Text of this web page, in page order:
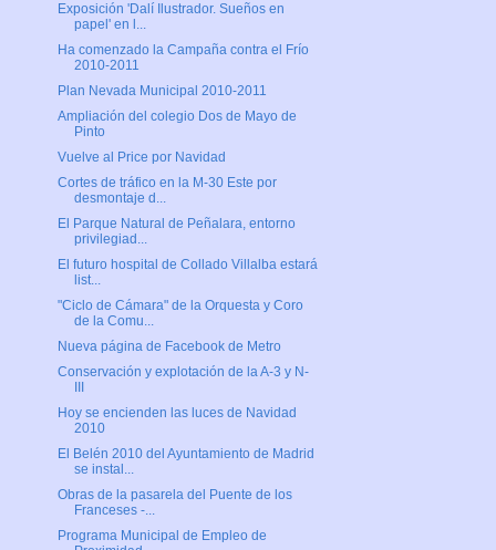
Exposición 'Dalí Ilustrador. Sueños en
papel' en l...
Ha comenzado la Campaña contra el Frío
2010-2011
Plan Nevada Municipal 2010-2011
Ampliación del colegio Dos de Mayo de
Pinto
Vuelve al Price por Navidad
Cortes de tráfico en la M-30 Este por
desmontaje d...
El Parque Natural de Peñalara, entorno
privilegiad...
El futuro hospital de Collado Villalba estará
list...
"Ciclo de Cámara" de la Orquesta y Coro
de la Comu...
Nueva página de Facebook de Metro
Conservación y explotación de la A-3 y N-
Hoy se encienden las luces de Navidad
2010
El Belén 2010 del Ayuntamiento de Madrid
se instal...
Obras de la pasarela del Puente de los
Franceses -...
Programa Municipal de Empleo de